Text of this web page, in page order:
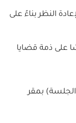
النظر بناءً على
على ذمة قضايا
بمقر